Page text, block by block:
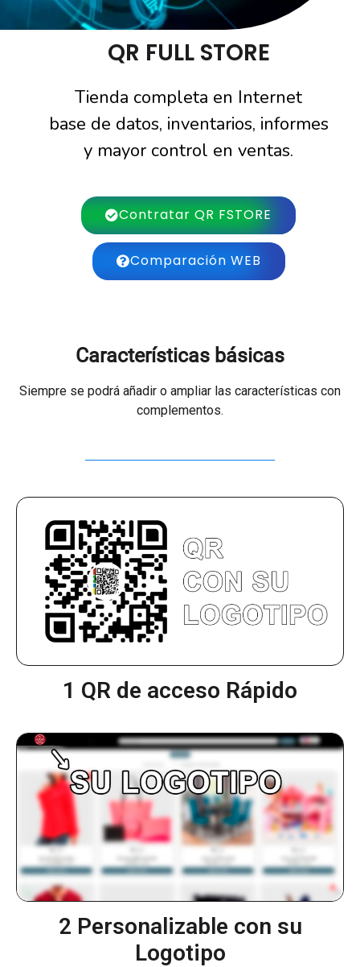
QR FULL STORE
Tienda completa en Internet
base de datos, inventarios, informes
y mayor control en ventas.
Contratar QR FSTORE
Comparación WEB
Características básicas
Siempre se podrá añadir o ampliar las características con
complementos.
1 QR de acceso Rápido
2 Personalizable con su
Logotipo